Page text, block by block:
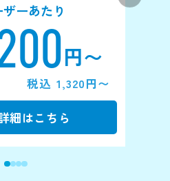
ーあたり
円〜
税込 1,320円〜
細はこちら